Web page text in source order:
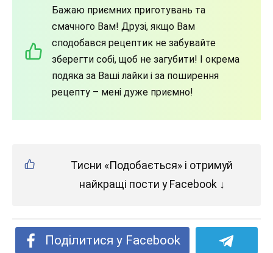
Бажаю приємних приготувань та
смачного Вам! Друзі, якщо Вам
сподобався рецептик не забувайте
зберегти собі, щоб не загубити! І окрема
подяка за Ваші лайки і за поширення
рецепту – мені дуже приємно!
Тисни «Подобається» і отримуй
найкращі пости у Facebook ↓
Поділитися у Facebook